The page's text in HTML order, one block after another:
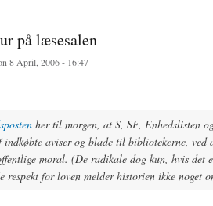
på læsesalen
8 April, 2006 - 16:47
her til morgen, at S, SF, Enhedslisten
aviser og blade til bibliotekerne, ved
moral. (De radikale dog kun, hvis det
respekt for loven melder historien ikke noget